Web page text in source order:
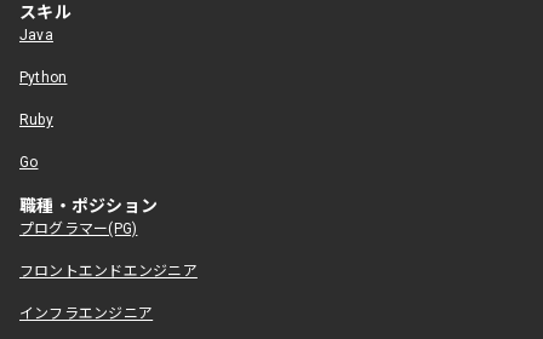
スキル
Java
Python
Ruby
Go
職種・ポジション
プログラマー(PG)
フロントエンドエンジニア
インフラエンジニア